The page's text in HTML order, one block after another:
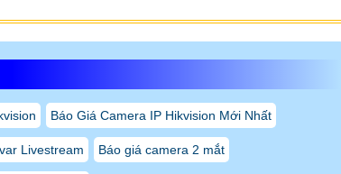
Báo Giá Camera IP Hikvision Mới Nhất
Livestream Báo giá camera 2 mắt